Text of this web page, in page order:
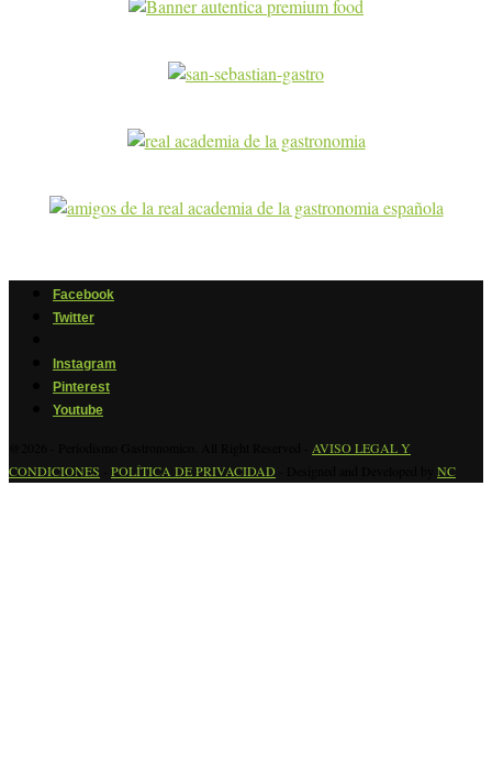
Facebook
Twitter
Instagram
Pinterest
Youtube
AVISO LEGAL Y
CONDICIONES
POLÍTICA DE PRIVACIDAD NC